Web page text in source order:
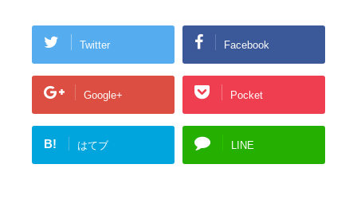
Twitter Facebook
Google+ Pocket
B! はてブ LINE